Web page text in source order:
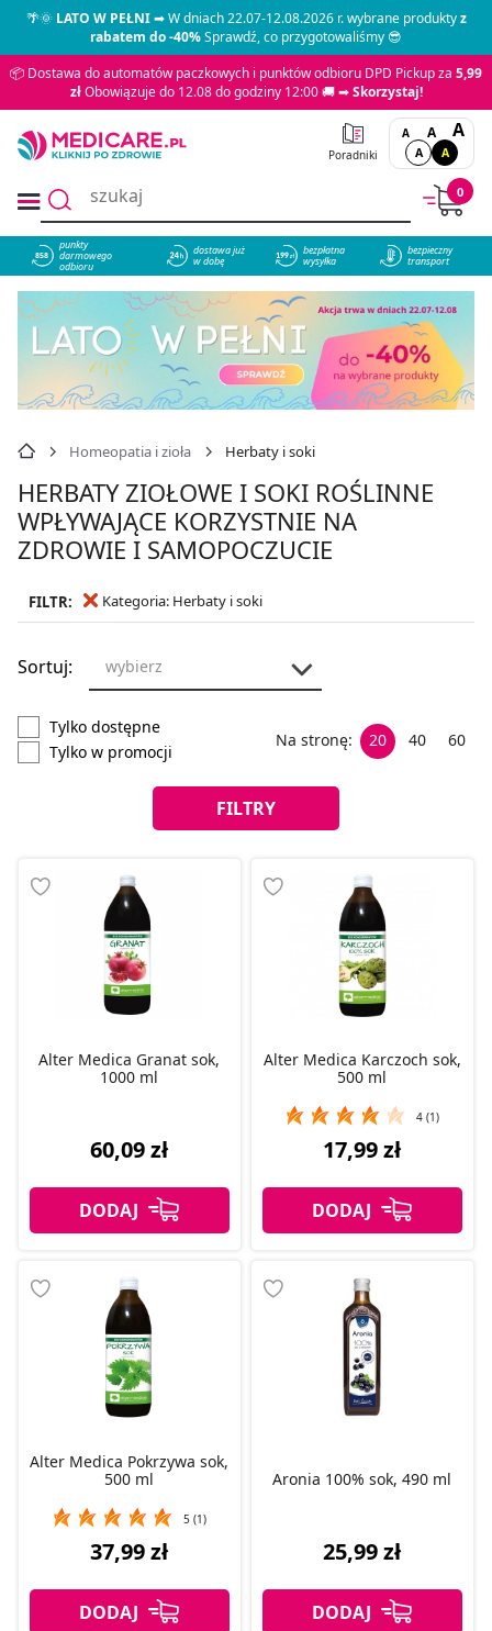
🌴🌞LATO W PEŁNI➡ W dniach 22.07-12.08.2026 r. wybrane produktyz
rabatem do -40%Sprawdź, co przygotowaliśmy 😎
📦 Dostawa do automatów paczkowych i punktów odbioru DPD Pickup za 5,99
złObowiązuje do 12.08 do godziny 12:00 🚚 ➡Skorzystaj!
Poradniki
A A A
A A
0
858
punkty
darmowego
odbioru
dostawa już
w dobę
bezpłatna
wysyłka
bezpieczny
transport
Homeopatia i zioła Herbaty i soki
HERBATY ZIOŁOWE I SOKI ROŚLINNE
WPŁYWAJĄCE KORZYSTNIE NA
ZDROWIE I SAMOPOCZUCIE
FILTR: Kategoria: Herbaty i soki
Sortuj: wybierz
Tylko dostępne
Tylko w promocji
Na stronę: 20 40 60
FILTRY
Alter Medica Granat sok,
1000 ml
60,09 zł
Alter Medica Karczoch sok,
500 ml
4 (1)
17,99 zł
Alter Medica Pokrzywa sok,
500 ml
5 (1)
37,99 zł
Aronia 100% sok, 490 ml
25,99 zł